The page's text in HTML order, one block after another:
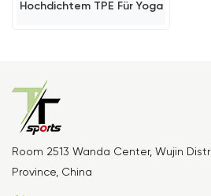
Hochdichtem TPE Für Yoga
Room 2513 Wanda Center, Wujin
Province, China